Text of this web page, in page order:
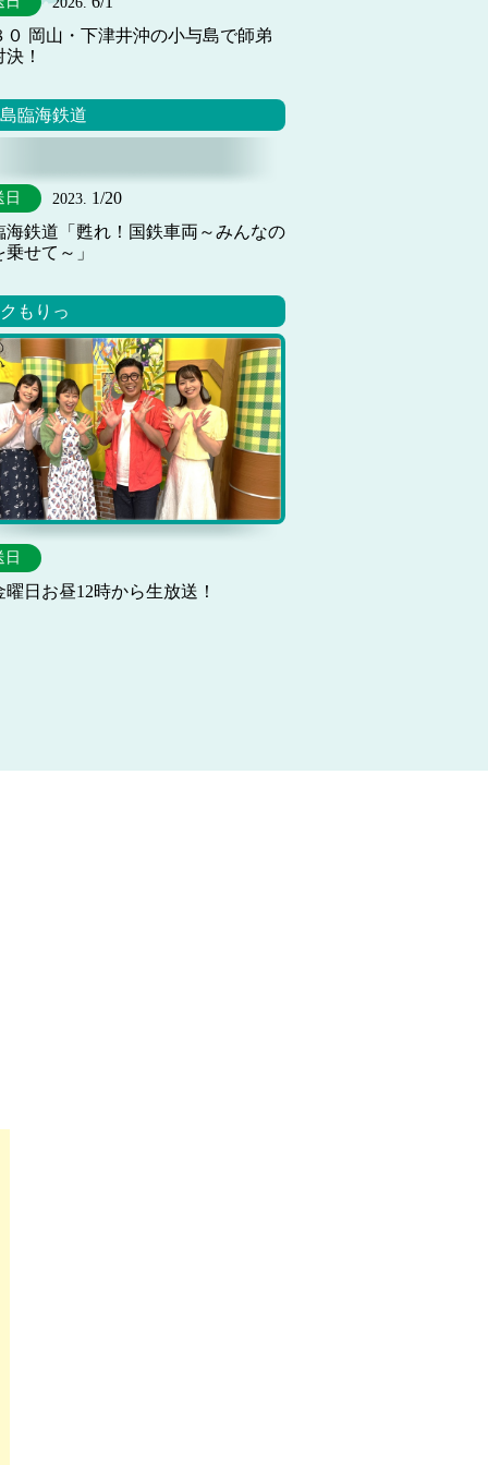
０ 岡山・下津井沖の小与島で師弟
！
臨海鉄道
日 2023. 1/20
海鉄道「甦れ！国鉄車両～みんなの
せて～」
もりっ
日
曜日お昼12時から生放送！